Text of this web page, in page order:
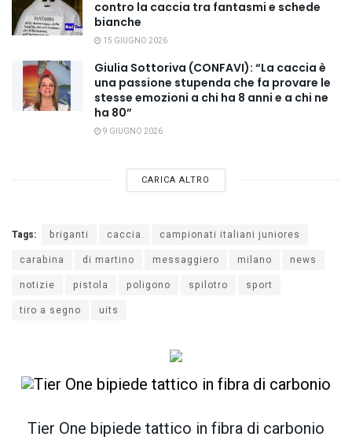
contro la caccia tra fantasmi e schede
bianche
15 GIUGNO 2026
Giulia Sottoriva (CONFAVI): “La caccia è
una passione stupenda che fa provare le
stesse emozioni a chi ha 8 anni e a chi ne
ha 80”
9 GIUGNO 2026
CARICA ALTRO
Tags: briganti caccia
campionati italiani juniores
carabina
di martino messaggiero milano
news
notizie
pistola poligono spilotro
sport
tiro a segno
uits
Tier One bipiede tattico in fibra di carbonio